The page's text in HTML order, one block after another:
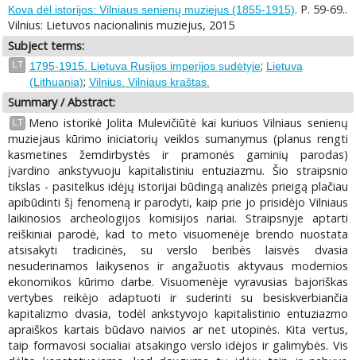
Kova dėl istorijos: Vilniaus senienų muziejus (1855-1915). P. 59-69..
Vilnius: Lietuvos nacionalinis muziejus, 2015
Subject terms:
LT 1795-1915. Lietuva Rusijos imperijos sudėtyje; Lietuva
(Lithuania); Vilnius. Vilniaus kraštas.
Summary / Abstract:
LT
Meno istorikė Jolita Mulevičiūtė kai kuriuos Vilniaus senienų
muziejaus kūrimo iniciatorių veiklos sumanymus (planus rengti
kasmetines žemdirbystės ir pramonės gaminių parodas)
įvardino ankstyvuoju kapitalistiniu entuziazmu. Šio straipsnio
tikslas - pasitelkus idėjų istorijai būdingą analizės prieigą plačiau
apibūdinti šį fenomeną ir parodyti, kaip prie jo prisidėjo Vilniaus
laikinosios archeologijos komisijos nariai. Straipsnyje aptarti
reiškiniai parodė, kad to meto visuomenėje brendo nuostata
atsisakyti tradicinės, su verslo beribės laisvės dvasia
nesuderinamos laikysenos ir angažuotis aktyvaus modernios
ekonomikos kūrimo darbe. Visuomenėje vyravusias bajoriškas
vertybes reikėjo adaptuoti ir suderinti su besiskverbiančia
kapitalizmo dvasia, todėl ankstyvojo kapitalistinio entuziazmo
apraiškos kartais būdavo naivios ar net utopinės. Kita vertus,
taip formavosi socialiai atsakingo verslo idėjos ir galimybės. Vis